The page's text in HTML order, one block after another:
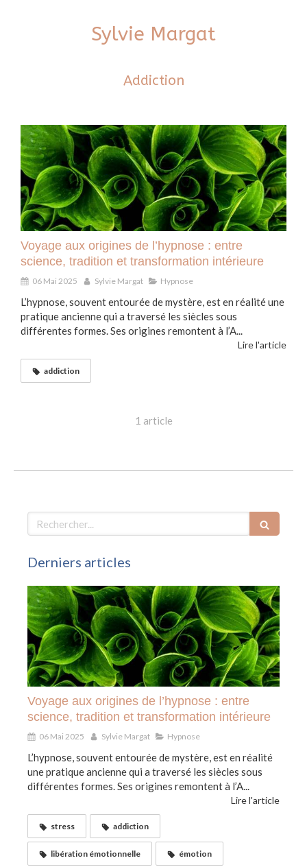
Sylvie Margat
Addiction
Voyage aux origines de l’hypnose : entre
science, tradition et transformation intérieure
06 Mai 2025 Sylvie Margat Hypnose
L’hypnose, souvent entourée de mystère, est en réalité une
pratique ancienne qui a traversé les siècles sous
différentes formes. Ses origines remontent à l’A...
Lire l'article
addiction
1 article
Rechercher
Derniers articles
Voyage aux origines de l’hypnose : entre
science, tradition et transformation intérieure
06 Mai 2025 Sylvie Margat Hypnose
L’hypnose, souvent entourée de mystère, est en réalité
une pratique ancienne qui a traversé les siècles sous
différentes formes. Ses origines remontent à l’A...
Lire l'article
stress addiction
libération émotionnelle émotion